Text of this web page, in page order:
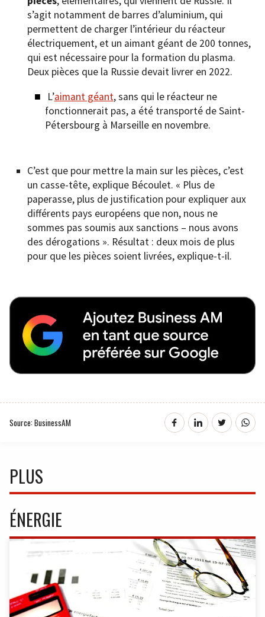
s’agit notamment de barres d’aluminium, qui
permettent de charger l’intérieur du réacteur
électriquement, et un aimant géant de 200 tonnes,
qui est nécessaire pour la formation du plasma.
Deux pièces que la Russie devait livrer en 2022.
L’aimant géant, sans qui le réacteur ne
fonctionnerait pas, a été transporté de Saint-
Pétersbourg à Marseille en novembre.
C’est que pour mettre la main sur les pièces, c’est
un casse-tête, explique Bécoulet. « Plus de
paperasse, plus de justification pour expliquer aux
différents pays européens que non, nous ne
sommes pas soumis aux sanctions – nous avons
des dérogations ». Résultat : deux mois de plus
pour que les pièces soient livrées, explique-t-il.
Source: BusinessAM
PLUS
ÉNERGIE